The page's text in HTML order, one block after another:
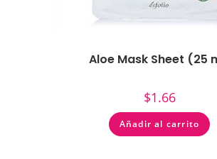
Aloe Mask Sheet (25
$1.66
Añadir al carrito